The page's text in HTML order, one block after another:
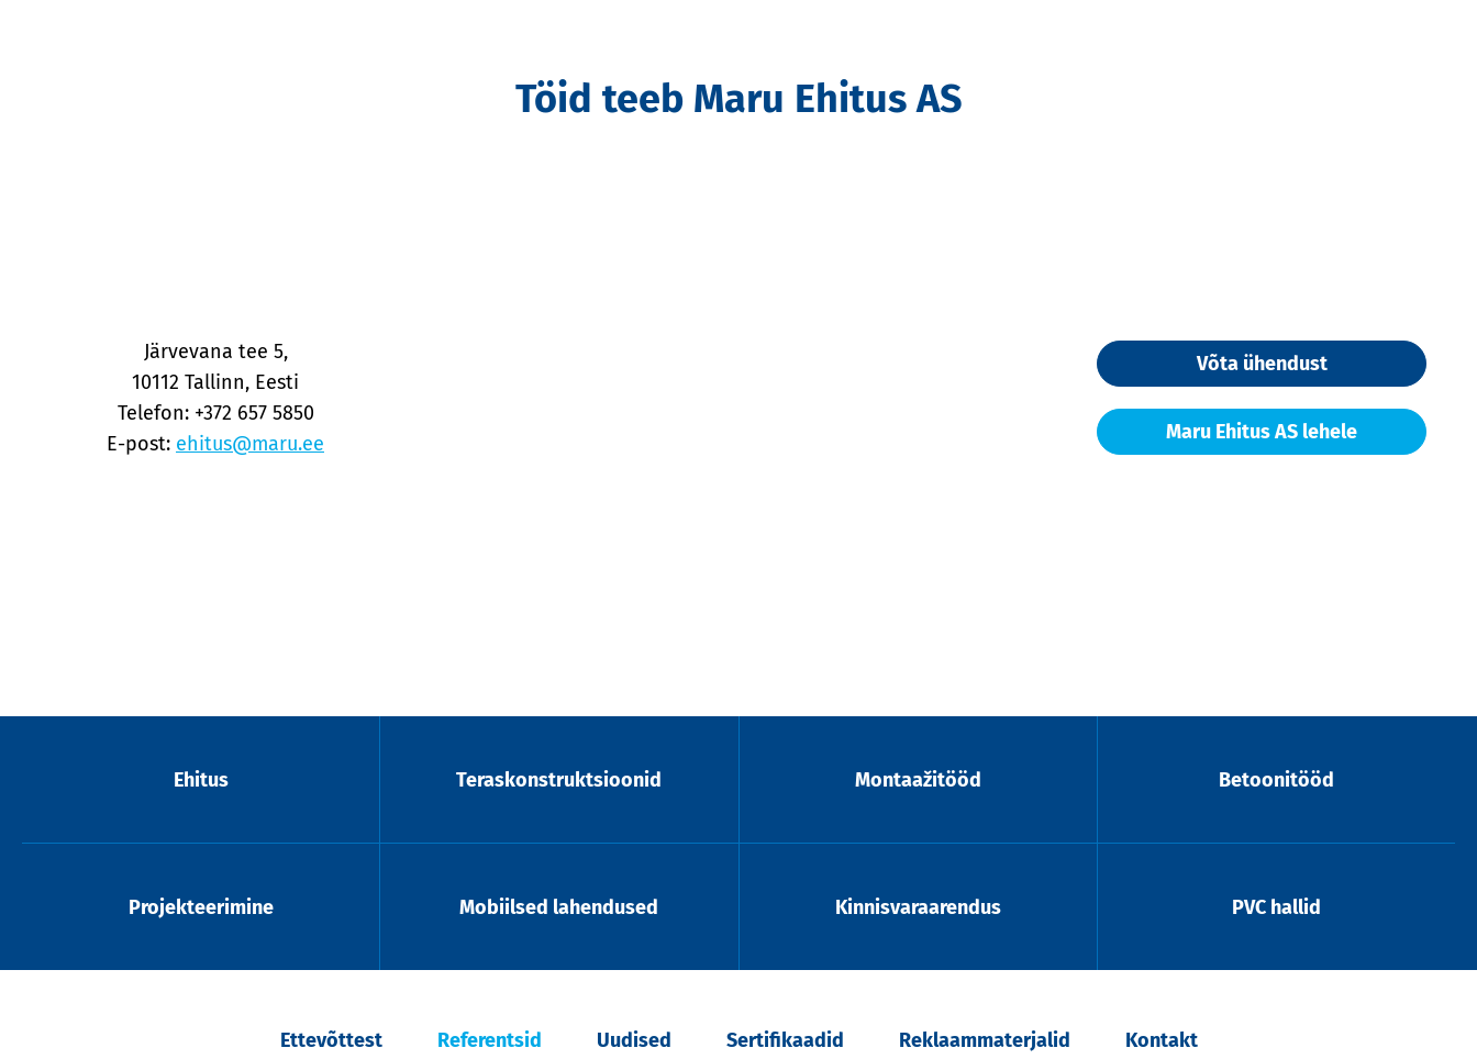
Töid teeb Maru Ehitus AS
Järvevana tee 5,
10112 Tallinn, Eesti
Telefon: +372 657 5850
E-post: ehitus@maru.ee
Võta ühendust
Maru Ehitus AS lehele
Ehitus Teraskonstruktsioonid Montaažitööd Betoonitööd
Projekteerimine Mobiilsed lahendused Kinnisvaraarendus PVC hallid
Ettevõttest Referentsid Uudised Sertifikaadid Reklaammaterjalid Kontakt